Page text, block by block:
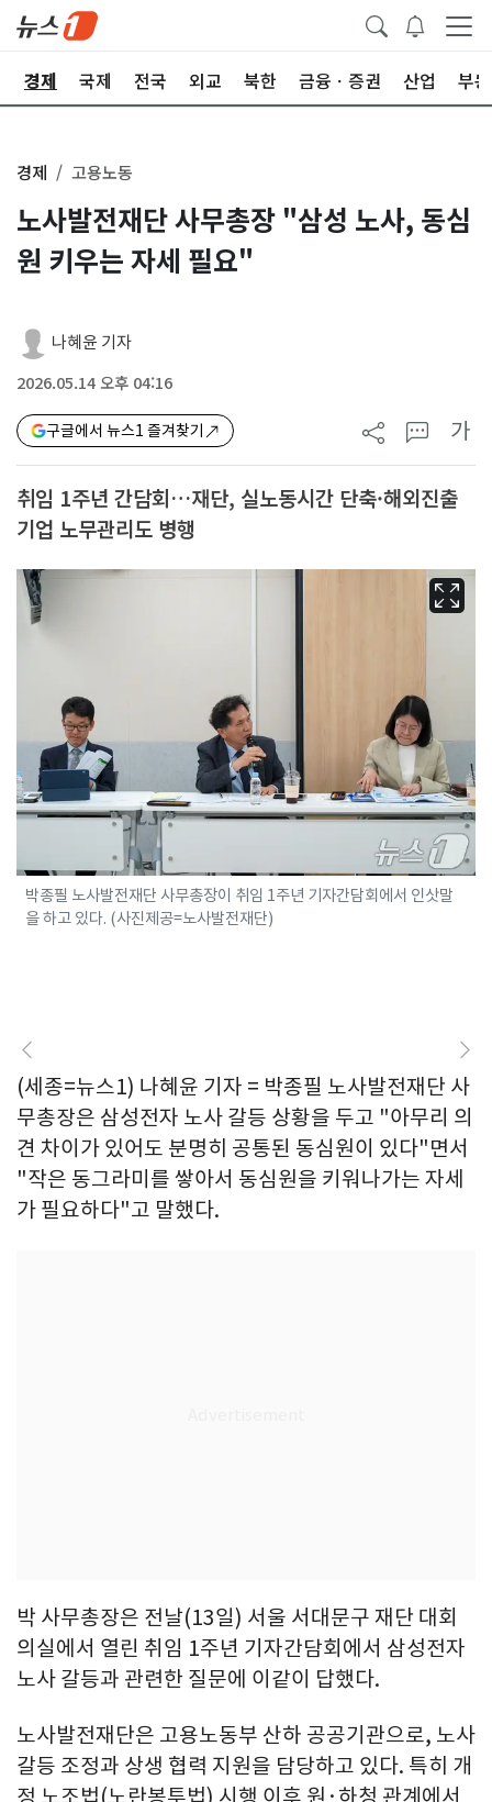
경제 국제 전국 외교 북한 금융ㆍ증권 산업 부
경제 고용노동
노사발전재단 사무총장 "삼성 노사, 동심
원 키우는 자세 필요"
나혜윤 기자
2026.05.14 오후 04:16
구글에서 뉴스1 즐겨찾기 가
취임 1주년 간담회…재단, 실노동시간 단축·해외진출
기업 노무관리도 병행
박종필 노사발전재단 사무총장이 취임 1주년 기자간담회에서 인삿말
을 하고 있다. (사진제공=노사발전재단)
(세종=뉴스1) 나혜윤 기자 = 박종필 노사발전재단 사
무총장은 삼성전자 노사 갈등 상황을 두고 "아무리 의
견 차이가 있어도 분명히 공통된 동심원이 있다"면서
"작은 동그라미를 쌓아서 동심원을 키워나가는 자세
가 필요하다"고 말했다.
박 사무총장은 전날(13일) 서울 서대문구 재단 대회
의실에서 열린 취임 1주년 기자간담회에서 삼성전자
노사 갈등과 관련한 질문에 이같이 답했다.
노사발전재단은 고용노동부 산하 공공기관으로, 노사
갈등 조정과 상생 협력 지원을 담당하고 있다. 특히 개